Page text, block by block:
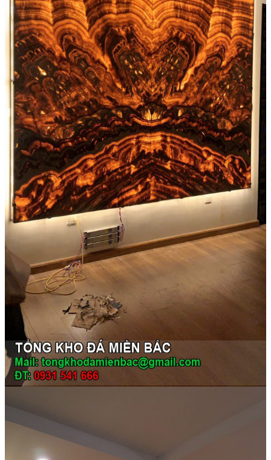
Đá Ốp Bếp Tự Nhiên
Các Loại Đá Khác
Kính Màu Ốp Bếp
Mặt Hàng nhập khẩu Container
Vách Tivi ỐP Đá Cao Cấp
Đá Mosaic
Đá Limestone
Đá Onyx
Hoa Văn Đá
Đá Ốp Mặt Tiền
Đá Quartz Alpilus
Đá Alpilus Brazil
Đá tự nhiên
Đá Thạch Anh
Đá Nhân Tạo
Đá Lát Nền
Đá Cầu Thang
Đá Lát Nền
Đá Bàn Bếp Cao Cấp